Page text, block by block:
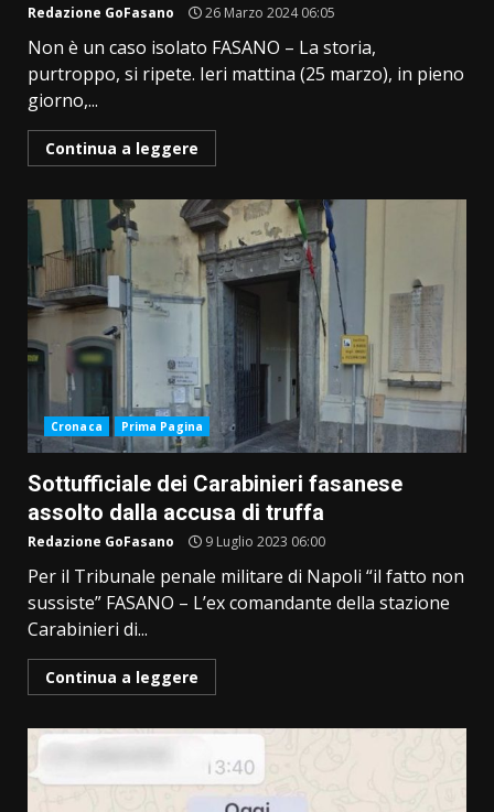
Redazione GoFasano 26 Marzo 2024 06:05
Non è un caso isolato FASANO – La storia,
purtroppo, si ripete. Ieri mattina (25 marzo), in pieno
giorno,...
Continua a leggere
Cronaca Prima Pagina
Sottufficiale dei Carabinieri fasanese
assolto dalla accusa di truffa
Redazione GoFasano 9 Luglio 2023 06:00
Per il Tribunale penale militare di Napoli “il fatto non
sussiste” FASANO – L’ex comandante della stazione
Carabinieri di...
Continua a leggere